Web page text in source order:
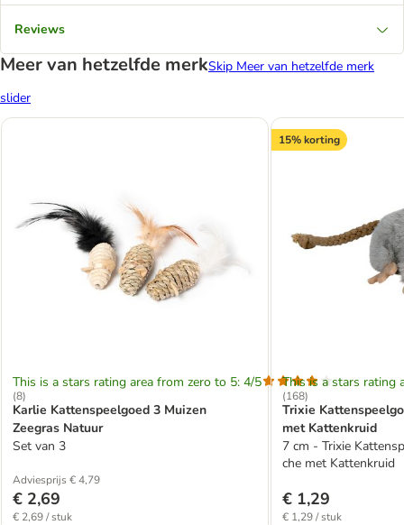
Reviews
Meer van hetzelfde merkSkip Meer van hetzelfde merk
slider
This is a stars rating area from zero to 5: 4/5
(8)
Karlie Kattenspeelgoed 3 Muizen
Zeegras Natuur
Set van 3
Adviesprijs € 4,79
€ 2,69
€ 2,69 / stuk
15% korting
This is a stars rating
(168)
Trixie
met Kattenkruid
7 cm - Trixie
che met Kattenkruid
€ 1,29
€ 1,29 / stuk